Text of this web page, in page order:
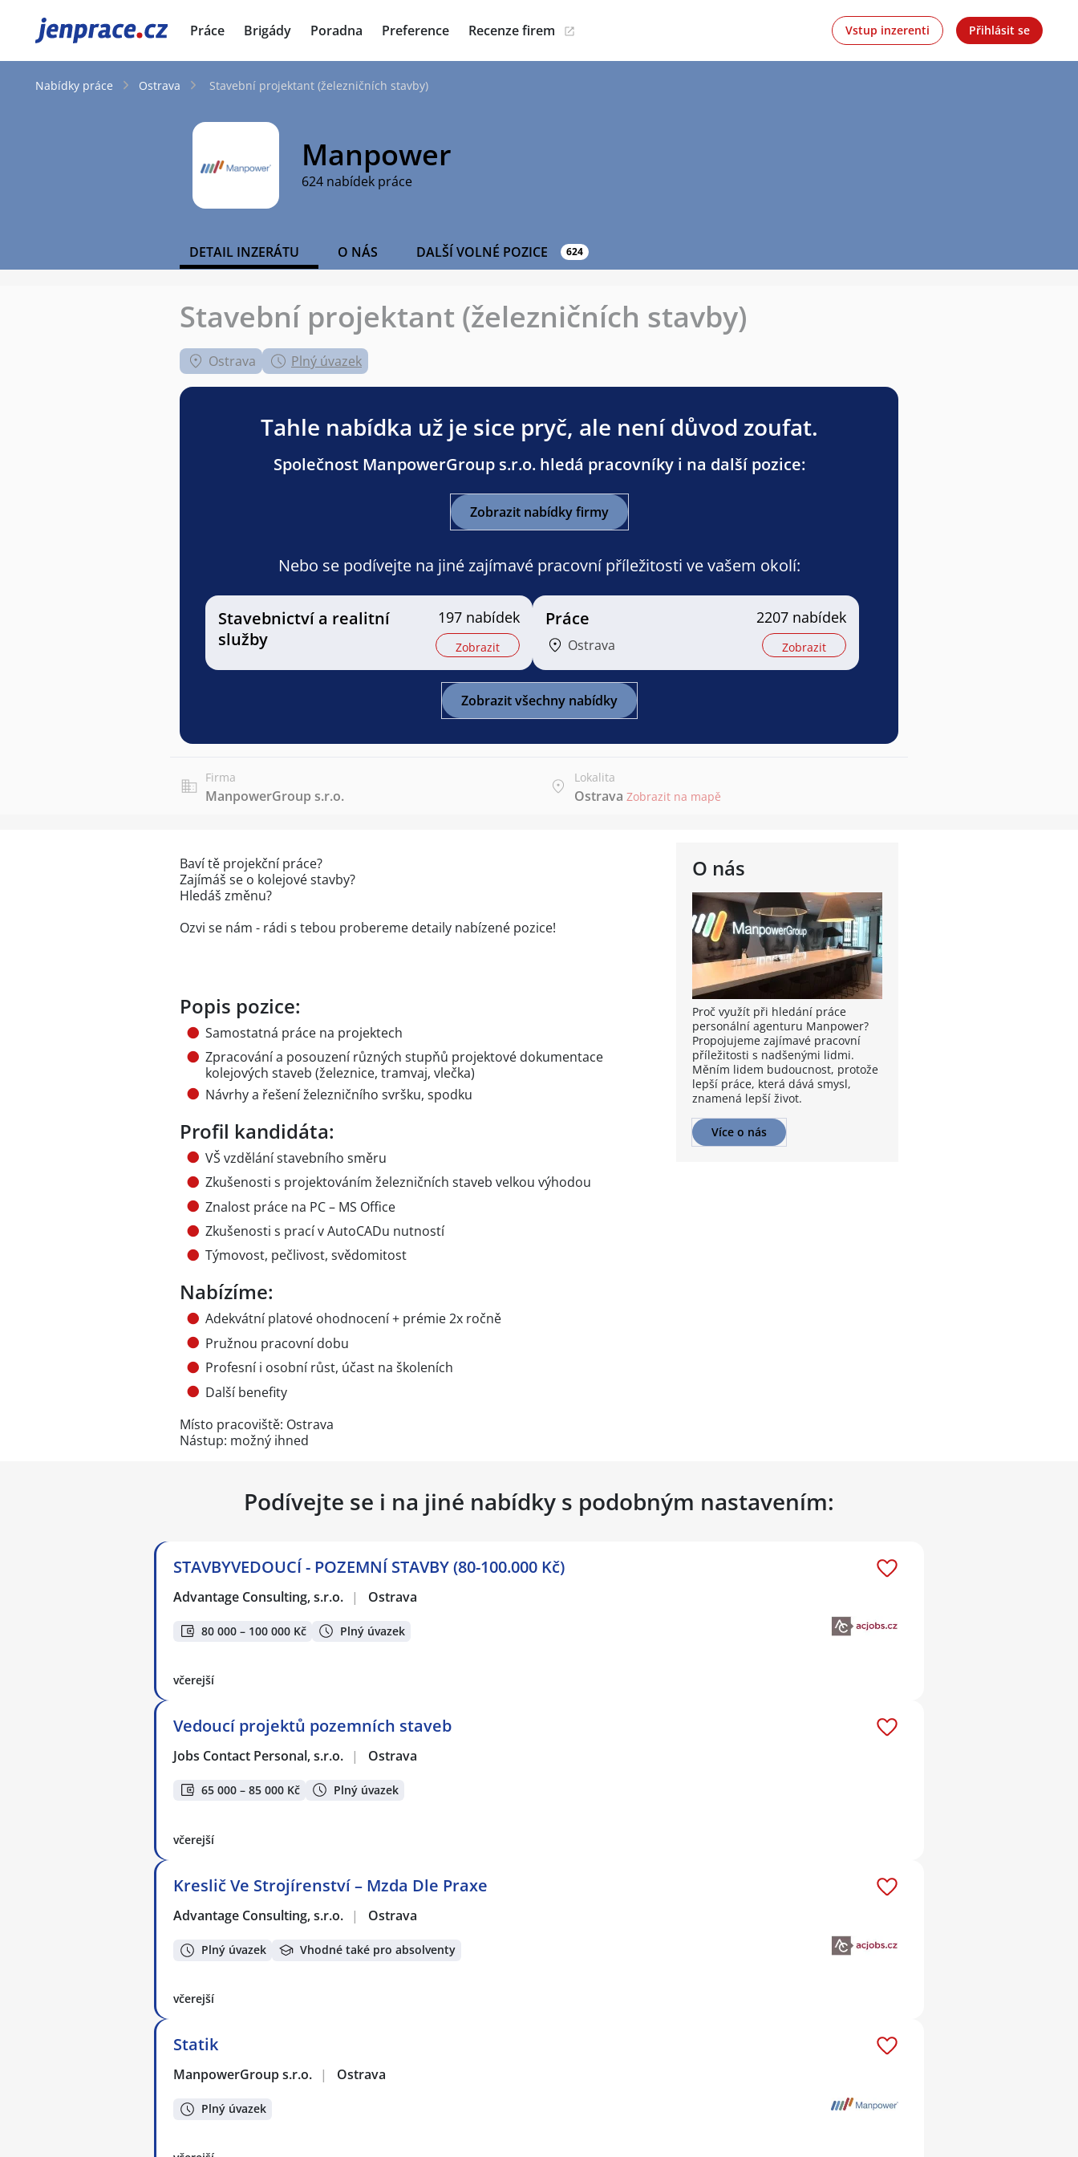
JenPráce.cz Práce Brigády Poradna Preference Recenze firem Vstup inzerenti Přihlásit se
Nabídky práce Ostrava Stavební projektant (železničních stavby)
Manpower
624 nabídek práce
DETAIL INZERÁTU O NÁS DALŠÍ VOLNÉ POZICE 624
Stavební projektant (železničních stavby)
Ostrava Plný úvazek
Tahle nabídka už je sice pryč, ale není důvod zoufat.
Společnost ManpowerGroup s.r.o. hledá pracovníky i na další pozice:
Zobrazit nabídky firmy
Nebo se podívejte na jiné zajímavé pracovní příležitosti ve vašem okolí:
Stavebnictví a realitní
služby
197 nabídek
Zobrazit
Práce
Ostrava
2207 nabídek
Zobrazit
Zobrazit všechny nabídky
Firma
ManpowerGroup s.r.o.
Lokalita
Ostrava Zobrazit na mapě
O nás
Proč využít při hledání práce
personální agenturu Manpower?
Propojujeme zajímavé pracovní
příležitosti s nadšenými lidmi.
Měním lidem budoucnost, protože
lepší práce, která dává smysl,
znamená lepší život.
Více o nás
Baví tě projekční práce?
Zajímáš se o kolejové stavby?
Hledáš změnu?
Ozvi se nám - rádi s tebou probereme detaily nabízené pozice!
Popis pozice:
Samostatná práce na projektech
Zpracování a posouzení různých stupňů projektové dokumentace
kolejových staveb (železnice, tramvaj, vlečka)
Návrhy a řešení železničního svršku, spodku
Profil kandidáta:
VŠ vzdělání stavebního směru
Zkušenosti s projektováním železničních staveb velkou výhodou
Znalost práce na PC – MS Office
Zkušenosti s prací v AutoCADu nutností
Týmovost, pečlivost, svědomitost
Nabízíme:
Adekvátní platové ohodnocení + prémie 2x ročně
Pružnou pracovní dobu
Profesní i osobní růst, účast na školeních
Další benefity
Místo pracoviště: Ostrava
Nástup: možný ihned
Podívejte se i na jiné nabídky s podobným nastavením:
STAVBYVEDOUCÍ - POZEMNÍ STAVBY (80-100.000 Kč)
Advantage Consulting, s.r.o. | Ostrava
80 000 – 100 000 Kč Plný úvazek
včerejší
Vedoucí projektů pozemních staveb
Jobs Contact Personal, s.r.o. | Ostrava
65 000 – 85 000 Kč Plný úvazek
včerejší
Kreslič Ve Strojírenství – Mzda Dle Praxe
Advantage Consulting, s.r.o. | Ostrava
Plný úvazek Vhodné také pro absolventy
včerejší
Statik
ManpowerGroup s.r.o. | Ostrava
Plný úvazek